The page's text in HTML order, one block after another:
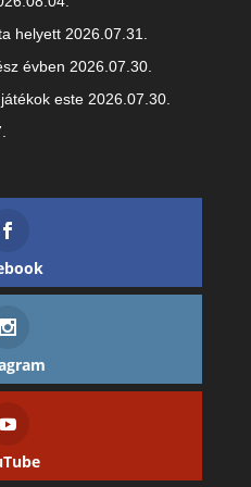
helyett 2026.07.31.
évben 2026.07.30.
este 2026.07.30.